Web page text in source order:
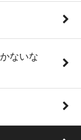
ないな